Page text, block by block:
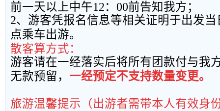
前一天以上中午12： 00前告知我方；
2、游客凭报名信息等相关证明于出发
点乘车出游。
散客算方式：
游客请在一经落实后将所有团款付与我
无款预留， 一经预定不支持数量变更。
旅游温馨提示（出游者需带本人有效身